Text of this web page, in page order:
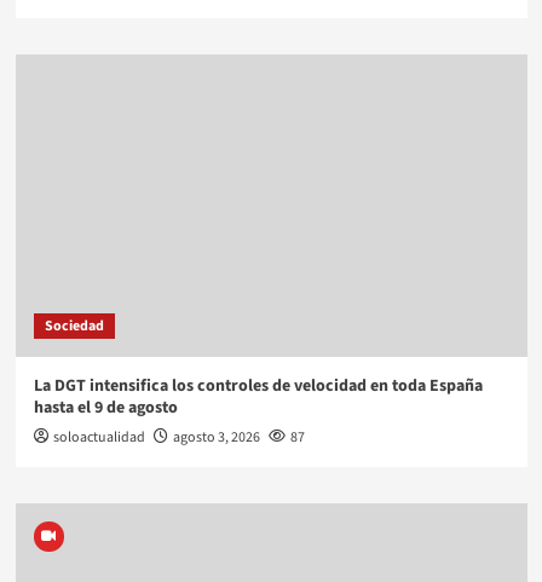
Sociedad
La DGT intensifica los controles de velocidad en toda España
hasta el 9 de agosto
soloactualidad agosto 3, 2026 87